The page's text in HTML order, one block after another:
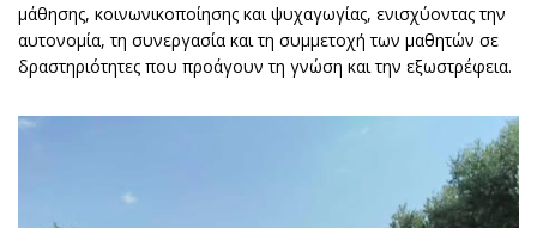
μάθησης, κοινωνικοποίησης και ψυχαγωγίας, ενισχύοντας την
αυτονομία, τη συνεργασία και τη συμμετοχή των μαθητών σε
δραστηριότητες που προάγουν τη γνώση και την εξωστρέφεια.